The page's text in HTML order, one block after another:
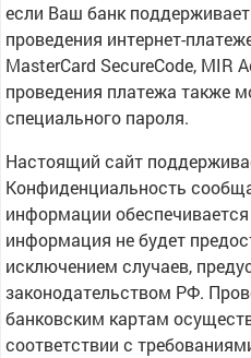
если Ваш банк
проведения интернет-
MasterCard SecureCode, MIR
проведения платежа также
специального пароля.
Настоящий сайт
Конфиденциальность
информации
информация не будет
исключением случаев,
законодательством РФ.
банковским картам
соответствии с